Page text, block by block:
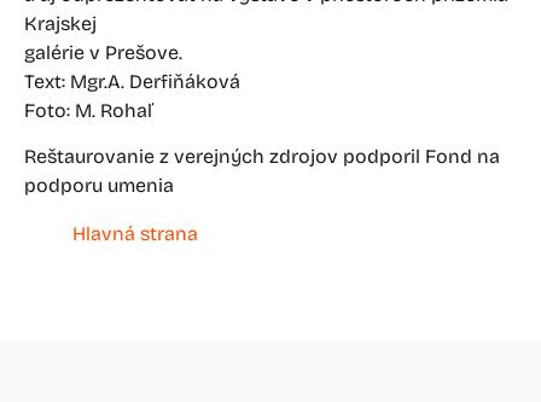
Krajskej
galérie v Prešove.
Text: Mgr.A. Derfiňáková
Foto: M. Rohaľ
Reštaurovanie z verejných zdrojov podporil Fond na
podporu umenia
Hlavná strana